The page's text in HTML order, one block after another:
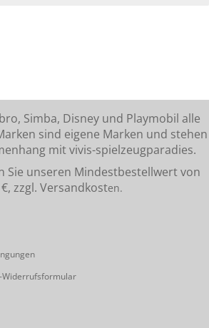
Simba, Disney und Playmobil alle
sind eigene Marken und stehen
mit vivis-spielzeugparadies.
unseren Mindestbestellwert von
zzgl. Versandkosten.